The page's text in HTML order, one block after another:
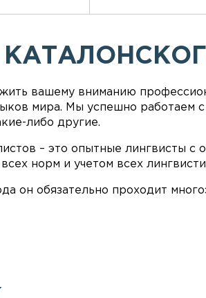
вашему вниманию
мира. Мы успешно работаем
либо другие.
– это опытные лингвисты
норм и учетом всех
он обязательно проходит